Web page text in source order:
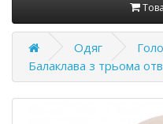
Одяг
Балаклава з трьома